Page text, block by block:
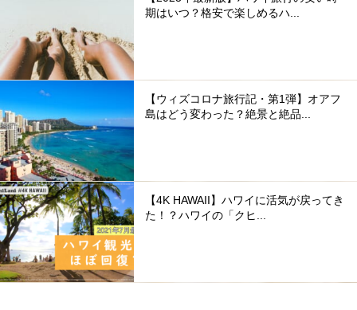
期はいつ？格安で楽しめるハ...
【ウィズコロナ旅行記・第1弾】オアフ
島はどう変わった？絶景と絶品...
【4K HAWAII】ハワイに活気が戻ってき
た！？ハワイの「クヒ...